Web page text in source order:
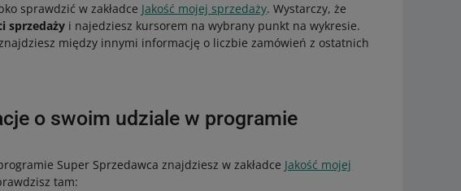
sprawdzić w zakładce Jakość mojej sprzedaży. Wystarczy, że
sprzedaży i najedziesz kursorem na wybrany punkt na wykresie.
między innymi informację o liczbie zamówień z ostatnich
o swoim udziale w programie
Super Sprzedawca znajdziesz w zakładce Jakość mojej
tam: